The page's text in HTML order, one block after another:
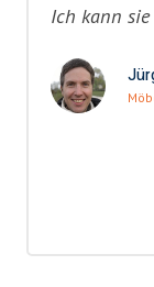
Ich kann